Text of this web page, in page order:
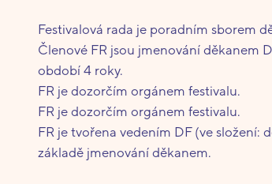
Festivalová rada je poradním sborem
Členové FR jsou jmenování děkanem
období 4 roky.
FR je dozorčím orgánem festivalu.
FR je dozorčím orgánem festivalu.
FR je tvořena vedením DF (ve
základě jmenování děkanem.